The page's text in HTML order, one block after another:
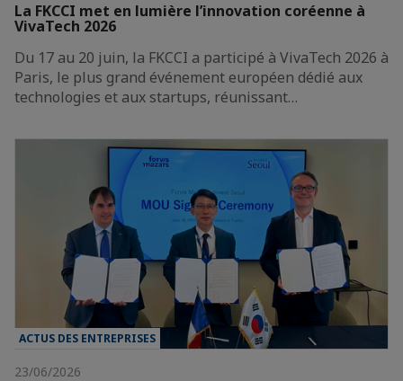
La FKCCI met en lumière l’innovation coréenne à
VivaTech 2026
Du 17 au 20 juin, la FKCCI a participé à VivaTech 2026 à
Paris, le plus grand événement européen dédié aux
technologies et aux startups, réunissant…
ACTUS DES ENTREPRISES
23/06/2026